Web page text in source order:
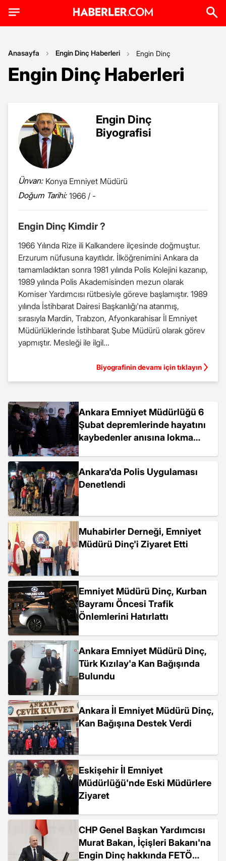
Anasayfa Engin Dinç Haberleri Engin Dinç
Engin Dinç Haberleri
Engin Dinç
Biyografisi
Ünvan: Konya Emniyet Müdürü
Doğum Tarihi: 1966 / -
Engin Dinç Kimdir ?
1966 Yılında Rize ili Kalkandere ilçesinde doğmuştur.
Erzurum nüfusuna kayıtlıdır. İlköğrenimini Ankara da
tamamladıktan sonra 1981 yılında Polis Kolejini kazanıp,
1989 yılında Polis Akademisinden mezun olarak
Komiser Yardımcısı rütbesiyle göreve başlamıştır. 1989
yılında İstihbarat Dairesi Başkanlığı'na atanmış,
sırasıyla Mardin, Trabzon, Afyonkarahisar İl Emniyet
Müdürlüklerinde İstihbarat Şube Müdürü olarak görev
yapmıştır. Mesleği ile ilgil...
Biyografinin devamı için tıklayın
Ankara Emniyet Müdürlüğü 6
Şubat depremlerinde hayatını
kaybedenler anısına lokma
Ankara'da Polis Uygulaması
Denetlendi
Muhabirler Derneği, Emniyet
Müdürü Dinç'i Ziyaret Etti
Emniyet Müdürü Dinç, Kurban
Bayramı Öncesi Trafik
Önlemlerini Hatırlattı
Ankara Emniyet Müdürü Dinç,
Türk Kızılay'a Kan Bağışında
Bulundu
Ankara İl Emniyet Müdürü Dinç,
Kan Bağışına Destek Verdi
Eskişehir İl Emniyet
Müdürlüğü'nde Eski Müdürlere
Ziyaret
CHP Genel Başkan Yardımcısı
Murat Bakan, İçişleri Bakanı'na
Engin Dinç hakkında FETÖ